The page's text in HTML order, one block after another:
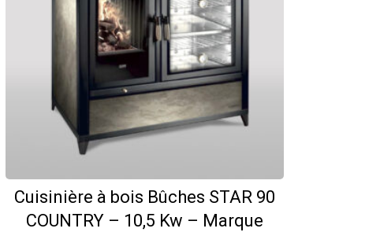
Cuisinière à bois Bûches STAR 90
COUNTRY – 10,5 Kw – Marque